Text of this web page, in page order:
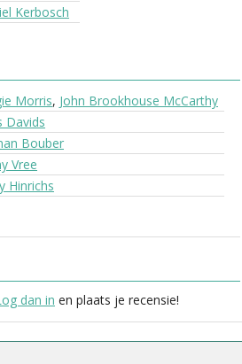
Kerbosch
Morris, John Brookhouse McCarthy
Davids
Bouber
Vree
Hinrichs
dan in en plaats je recensie!